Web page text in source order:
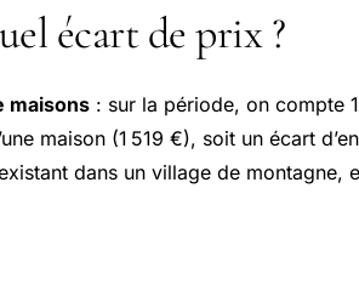
écart de prix ?
maisons : sur la période, on compte
maison (1 519 €), soit un écart
dans un village de